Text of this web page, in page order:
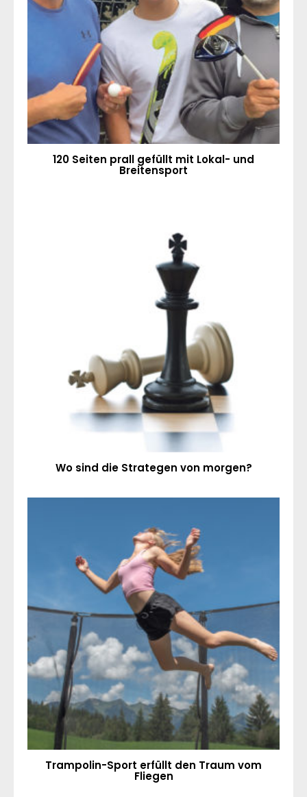
120 Seiten prall gefüllt mit Lokal- und
Breitensport
Wo sind die Strategen von morgen?
Trampolin-Sport erfüllt den Traum vom
Fliegen